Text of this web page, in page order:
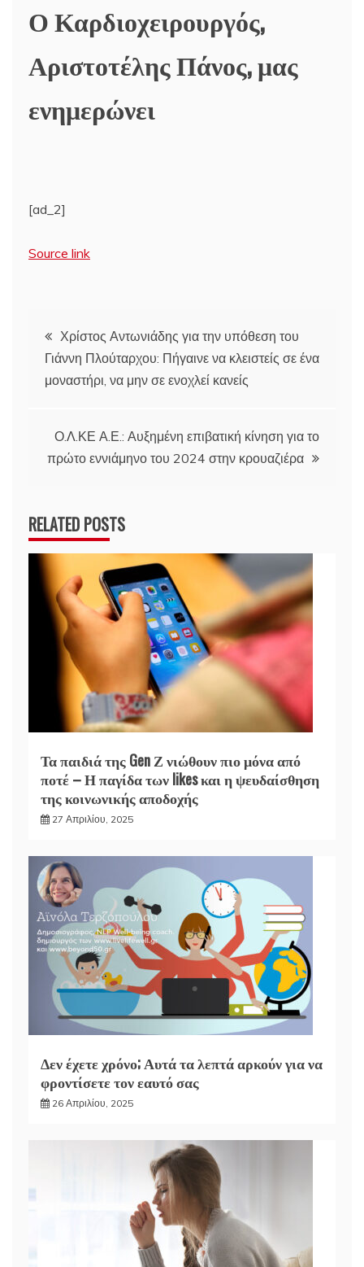
Ο Καρδιοχειρουργός,
Αριστοτέλης Πάνος, μας
ενημερώνει
[ad_2]
Source link
Πλοήγηση
άρθρων
Χρίστος Αντωνιάδης για την υπόθεση του
Γιάννη Πλούταρχου: Πήγαινε να κλειστείς σε ένα
μοναστήρι, να μην σε ενοχλεί κανείς
Ο.Λ.ΚΕ Α.Ε.: Αυξημένη επιβατική κίνηση για το
πρώτο εννιάμηνο του 2024 στην κρουαζιέρα
RELATED POSTS
Τα παιδιά της Gen Ζ νιώθουν πιο μόνα από
ποτέ – Η παγίδα των likes και η ψευδαίσθηση
της κοινωνικής αποδοχής
27 Απριλίου, 2025
Δεν έχετε χρόνο; Αυτά τα λεπτά αρκούν για να
φροντίσετε τον εαυτό σας
26 Απριλίου, 2025